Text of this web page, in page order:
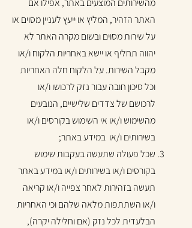
מהשירותים המוצעים באתר, אפילו אם
האתר הזהיר, המליץ או ייעץ לעניין מסוים או
על שירות מסוים ובשום מקרה האתר לא
יהווה תחליף או יישא באחריות הלקוח ו/או
מקבל השירות. על הלקוח חלה האחריות
וכל סיכון חובה עבור נזק לרכושו ו/או
לרכושם של צדדים שלישיים, הנובעים
מהשימוש ו/או אי השימוש בקורסים ו/או
בשירותים ו/או במידע באתר;
שכל פעולה שתעשה בעקבות שימוש
בקורסים ו/או בשירותים ו/או במידע באתר
תעשה בזהירות לאחר צפייה ו/או קריאה
ו/או השתתפות מלאה שלהם וכי האחריות
הבלעדית לכל נזק (אם וחלילה יקרה),